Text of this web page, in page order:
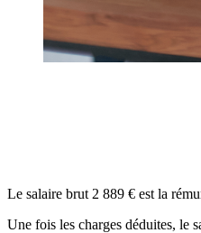
Le salaire brut 2 889 € est la
Une fois les charges déduites, le